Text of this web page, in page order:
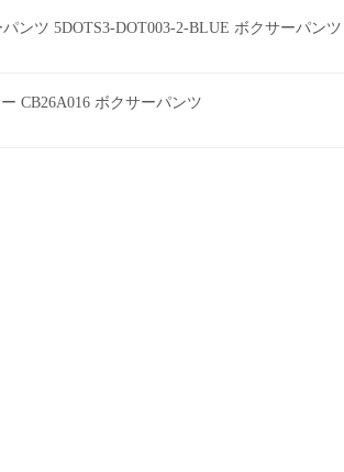
ンツ 5DOTS3-DOT003-2-BLUE ボクサーパンツ
CB26A016 ボクサーパンツ